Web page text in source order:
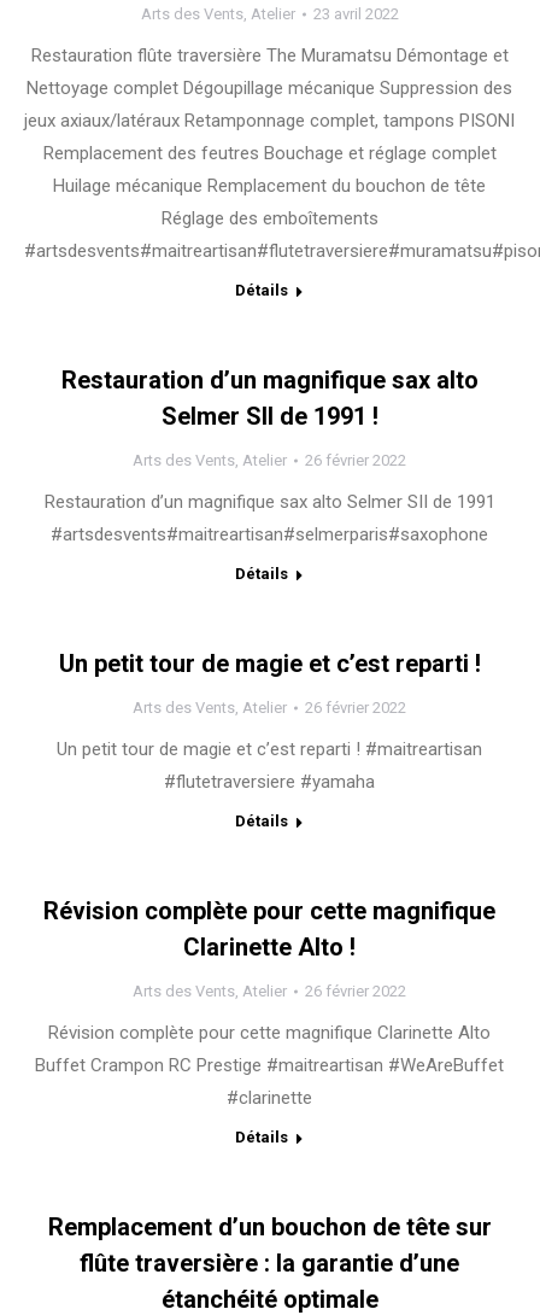
Arts des Vents, Atelier 23 avril 2022
Restauration flûte traversière The Muramatsu Démontage et
Nettoyage complet Dégoupillage mécanique Suppression des
jeux axiaux/latéraux Retamponnage complet, tampons PISONI
Remplacement des feutres Bouchage et réglage complet
Huilage mécanique Remplacement du bouchon de tête
Réglage des emboîtements
Détails
Restauration d’un magnifique sax alto
Selmer SII de 1991 !
Arts des Vents, Atelier 26 février 2022
Restauration d’un magnifique sax alto Selmer SII de 1991
#artsdesvents#maitreartisan#selmerparis#saxophone
Détails
Un petit tour de magie et c’est reparti !
Arts des Vents, Atelier 26 février 2022
Un petit tour de magie et c’est reparti ! #maitreartisan
#flutetraversiere #yamaha
Détails
Révision complète pour cette magnifique
Clarinette Alto !
Arts des Vents, Atelier 26 février 2022
Révision complète pour cette magnifique Clarinette Alto
Buffet Crampon RC Prestige #maitreartisan #WeAreBuffet
#clarinette
Détails
Remplacement d’un bouchon de tête sur
flûte traversière : la garantie d’une
étanchéité optimale